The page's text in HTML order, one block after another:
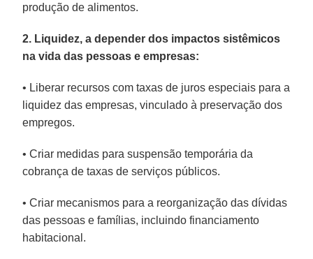
produção de alimentos.
2. Liquidez, a depender dos impactos sistêmicos
na vida das pessoas e empresas:
• Liberar recursos com taxas de juros especiais para a
liquidez das empresas, vinculado à preservação dos
empregos.
• Criar medidas para suspensão temporária da
cobrança de taxas de serviços públicos.
• Criar mecanismos para a reorganização das dívidas
das pessoas e famílias, incluindo financiamento
habitacional.